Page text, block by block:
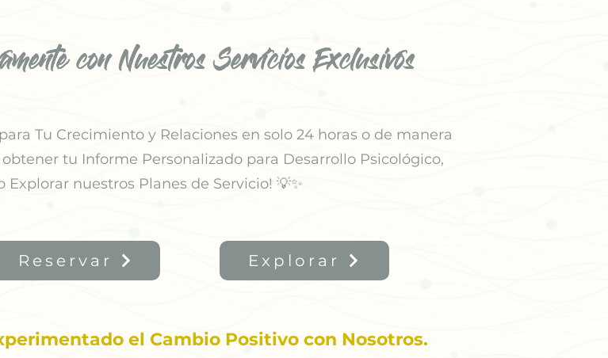
con Nuestros Servicios Exclusivos
Tu Crecimiento y Relaciones en solo 24 horas o de manera
tu Informe Personalizado para Desarrollo Psicológico,
Explorar nuestros Planes de Servicio! 💡✨
Reservar Explorar
el Cambio Positivo con Nosotros.